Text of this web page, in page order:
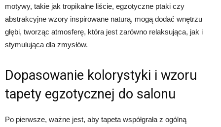
motywy, takie jak tropikalne liście, egzotyczne ptaki czy
abstrakcyjne wzory inspirowane naturą, mogą dodać wnętrzu
głębi, tworząc atmosferę, która jest zarówno relaksująca, jak i
stymulująca dla zmysłów.
Dopasowanie kolorystyki i wzoru
tapety egzotycznej do salonu
Po pierwsze, ważne jest, aby tapeta współgrała z ogólną